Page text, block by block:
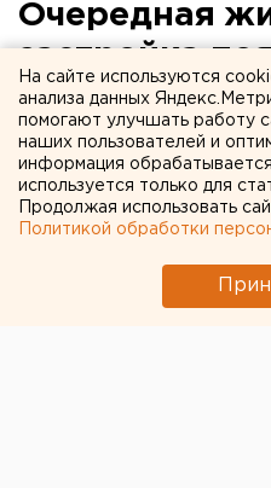
Очередная
застройка
Оренбурга
На сайте используются
анализа данных
помогают улучшать работу
наших пользователей и
информация
используется только для
Продолжая использовать
Политикой обработки